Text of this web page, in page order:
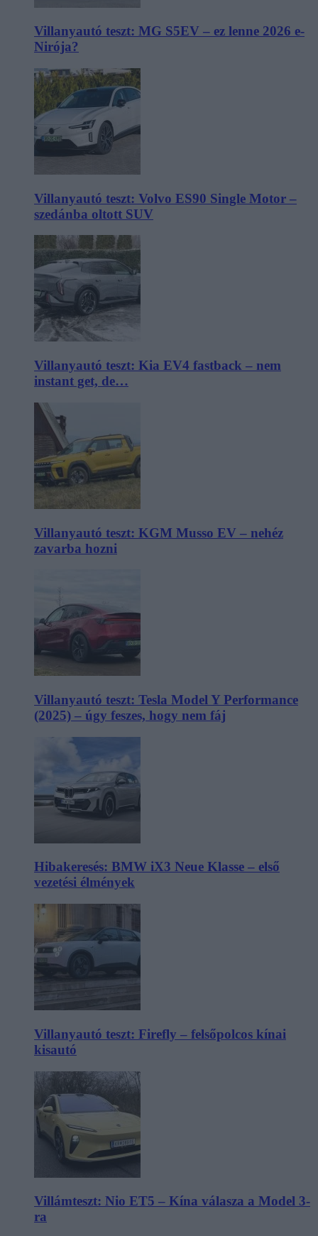
Villanyautó teszt: MG S5EV – ez lenne 2026 e-
Nirója?
Villanyautó teszt: Volvo ES90 Single Motor –
szedánba oltott SUV
Villanyautó teszt: Kia EV4 fastback – nem
instant get, de…
Villanyautó teszt: KGM Musso EV – nehéz
zavarba hozni
Villanyautó teszt: Tesla Model Y Performance
(2025) – úgy feszes, hogy nem fáj
Hibakeresés: BMW iX3 Neue Klasse – első
vezetési élmények
Villanyautó teszt: Firefly – felsőpolcos kínai
kisautó
Villámteszt: Nio ET5 – Kína válasza a Model 3-
ra